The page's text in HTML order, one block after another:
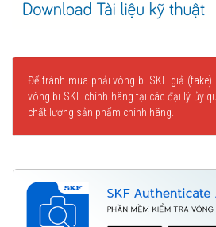
Để tránh mua phải vòng bi SKF giả (fake)
vòng bi SKF chính hãng tại các đại lý ủy
chất lượng sản phẩm chính hãng.